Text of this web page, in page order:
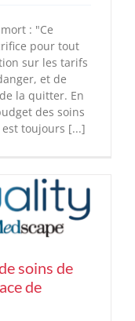
: "Ce
pour tout
sur les tarifs
et de
la quitter. En
des soins
toujours [...]
soins de
de